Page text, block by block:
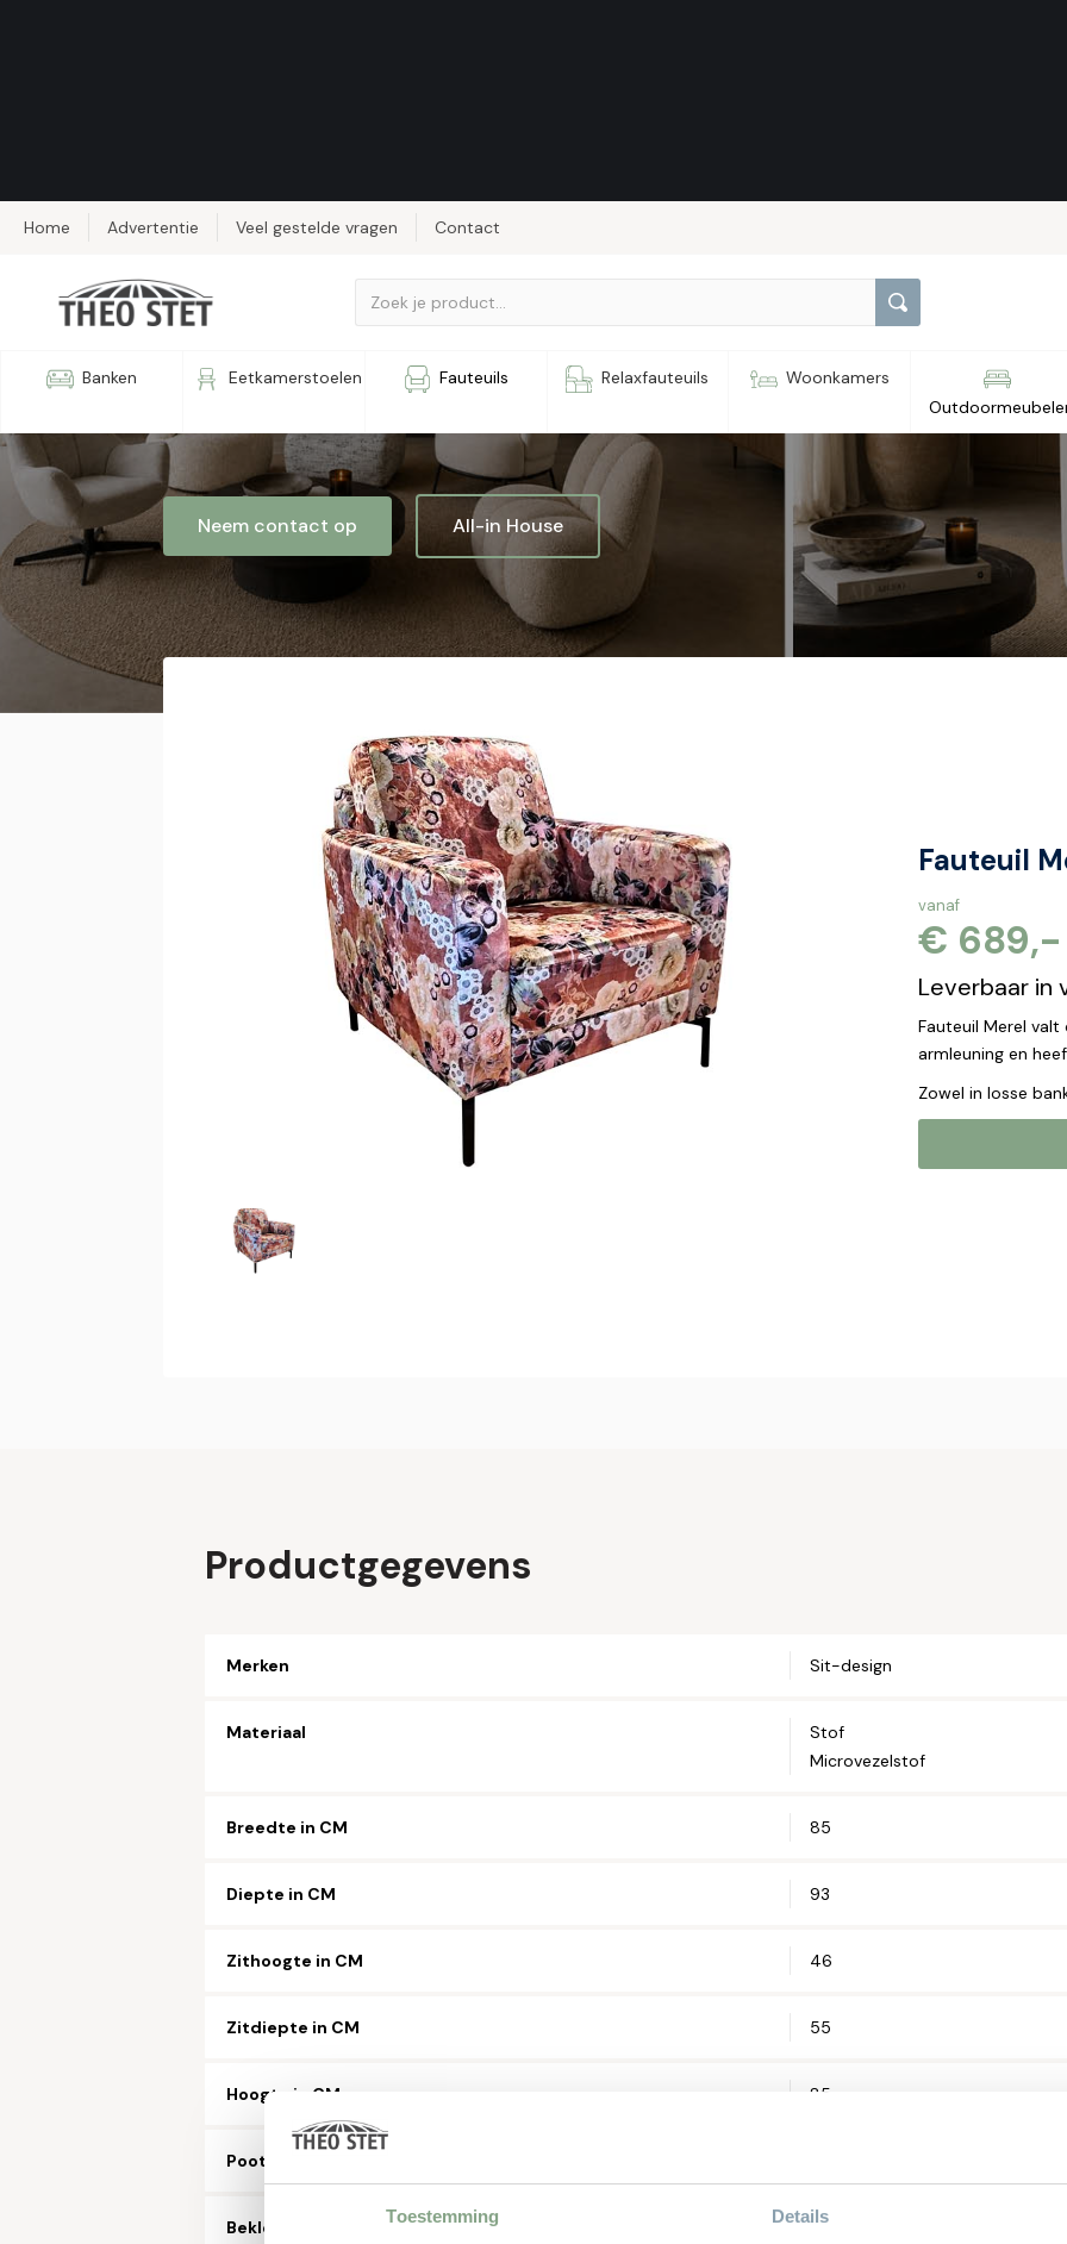
Toestemming Details
Home Advertentie Veel gestelde vragen Contact
Banken Eetkamerstoelen Fauteuils Relaxfauteuils
Woonkamers
Fauteuil Merel
Neem contact op All-in House
Fauteuil
vanaf
€ 689,-
Leverbaar in
Fauteuil Merel
armleuning en
Zowel in losse
Productgegevens
Merken Sit-design
Materiaal
Stof
Microvezelstof
Breedte in CM 85
Diepte in CM 93
Zithoogte in CM 46
Zitdiepte in CM 55
Hoogte in CM 85
Pootkleur
Bekleding microvezelstof 50